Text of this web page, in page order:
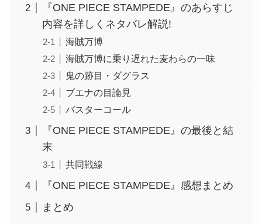
『ONE PIECE STAMPEDE』のあらすじ
内容を詳しくネタバレ解説!
海賊万博
海賊万博に乗り遅れた麦わらの一味
鬼の跡目・ダグラス
ブエナの目論見
バスターコール
『ONE PIECE STAMPEDE』の最後と結
末
共同戦線
『ONE PIECE STAMPEDE』感想まとめ
まとめ